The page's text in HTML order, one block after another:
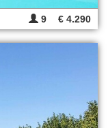
9 € 4.290